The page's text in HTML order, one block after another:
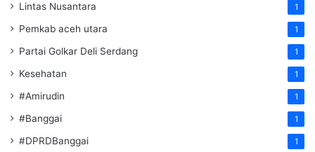
Lintas Nusantara 1
Pemkab aceh utara 1
Partai Golkar Deli Serdang 1
Kesehatan 1
#Amirudin 1
#Banggai 1
#DPRDBanggai 1